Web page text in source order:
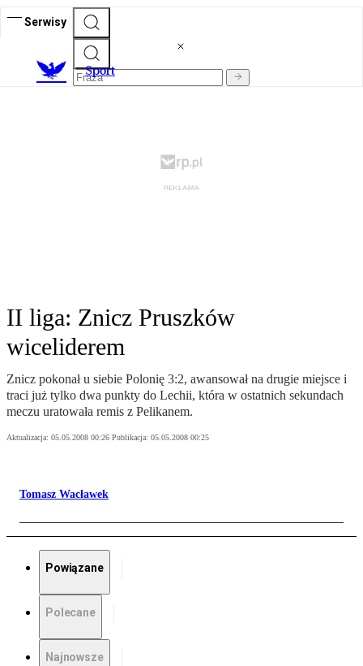
Serwisy
Sport
II liga: Znicz Pruszków
wiceliderem
Znicz pokonał u siebie Polonię 3:2, awansował na drugie miejsce i
traci już tylko dwa punkty do Lechii, która w ostatnich sekundach
meczu uratowała remis z Pelikanem.
Aktualizacja: 05.05.2008 00:26 Publikacja: 05.05.2008 00:25
Tomasz Wacławek
Powiązane
Polecane
Najnowsze